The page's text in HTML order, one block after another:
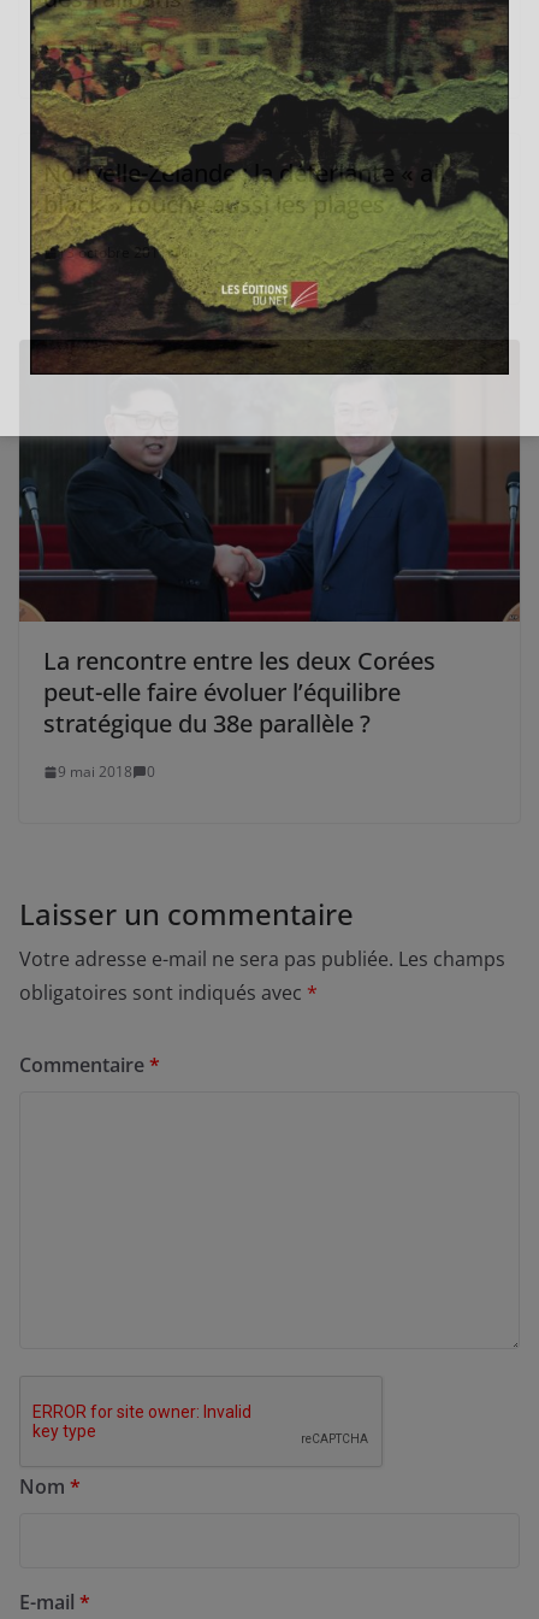
12 juin 2019 0
Nouvelle-Zélande : la déferlante « all
black » touche aussi les plages
13 octobre 2011 0
La rencontre entre les deux Corées
peut-elle faire évoluer l’équilibre
stratégique du 38e parallèle ?
9 mai 2018 0
Laisser un commentaire
Votre adresse e-mail ne sera pas publiée. Les champs
obligatoires sont indiqués avec *
Commentaire*
Nom *
E-mail *